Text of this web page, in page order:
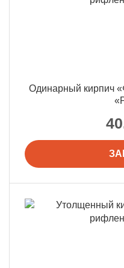
Одинарный кирпич